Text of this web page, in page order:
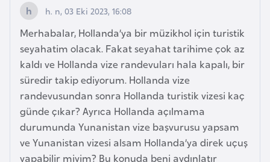
h. n, 03 Eki 2023, 16:08
Merhabalar, Hollanda’ya bir müzikhol için turistik
seyahatim olacak. Fakat seyahat tarihime çok az
kaldı ve Hollanda vize randevuları hala kapalı, bir
süredir takip ediyorum. Hollanda vize
randevusundan sonra Hollanda turistik vizesi kaç
günde çıkar? Ayrıca Hollanda açılmama
durumunda Yunanistan vize başvurusu yapsam
ve Yunanistan vizesi alsam Hollanda’ya direk uçuş
yapabilir miyim? Bu konuda beni aydınlatır
e
ç
İ
s
ç